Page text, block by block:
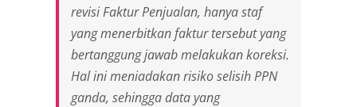
revisi Faktur Penjualan, hanya staf
yang menerbitkan faktur tersebut yang
bertanggung jawab melakukan koreksi.
Hal ini meniadakan risiko selisih PPN
ganda, sehingga data yang